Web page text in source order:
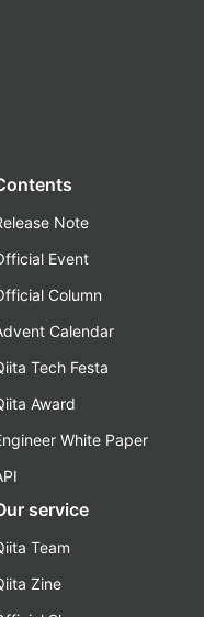
Note
Event
Column
Calendar
Tech Festa
Award
White Paper
service
Team
Zine